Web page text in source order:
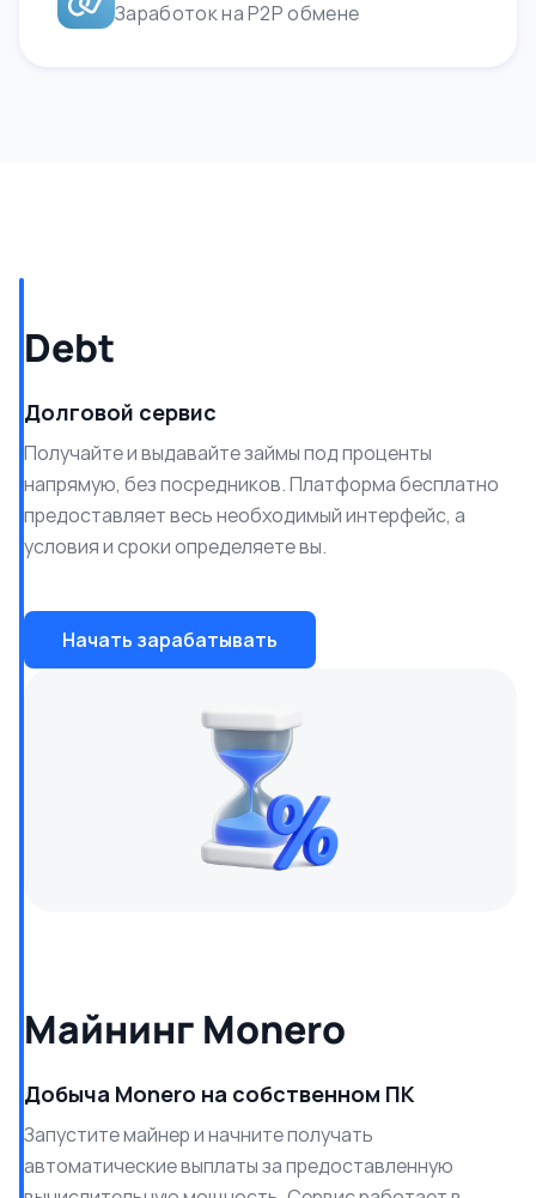
Заработок на P2P обмене
Debt
Долговой сервис
Получайте и выдавайте займы под проценты
напрямую, без посредников. Платформа бесплатно
предоставляет весь необходимый интерфейс, а
условия и сроки определяете вы.
Начать зарабатывать
Майнинг Monero
Добыча Monero на собственном ПК
Запустите майнер и начните получать
автоматические выплаты за предоставленную